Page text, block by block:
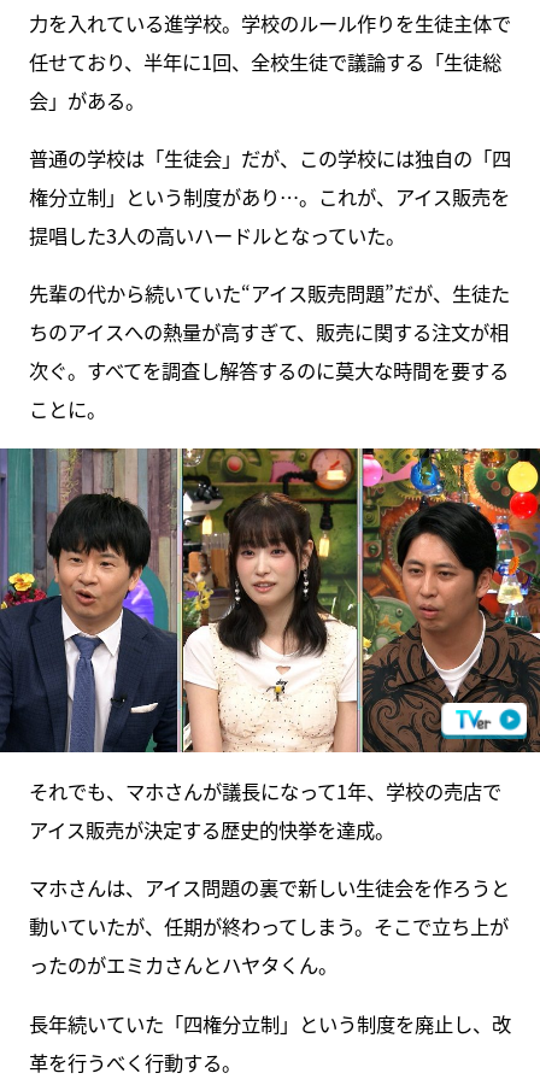
力を入れている進学校。学校のルール作りを生徒主体で
任せており、半年に1回、全校生徒で議論する「生徒総
会」がある。
普通の学校は「生徒会」だが、この学校には独自の「四
権分立制」という制度があり…。これが、アイス販売を
提唱した3人の高いハードルとなっていた。
先輩の代から続いていた“アイス販売問題”だが、生徒た
ちのアイスへの熱量が高すぎて、販売に関する注文が相
次ぐ。すべてを調査し解答するのに莫大な時間を要する
ことに。
それでも、マホさんが議長になって1年、学校の売店で
アイス販売が決定する歴史的快挙を達成。
マホさんは、アイス問題の裏で新しい生徒会を作ろうと
動いていたが、任期が終わってしまう。そこで立ち上が
ったのがエミカさんとハヤタくん。
長年続いていた「四権分立制」という制度を廃止し、改
革を行うべく行動する。